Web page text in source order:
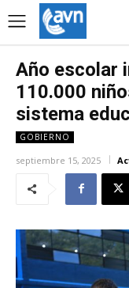
Año escolar
110.000
sistema
GOBIERNO
septiembre 15, 2025